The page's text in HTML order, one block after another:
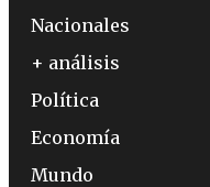
Nacionales
+ análisis
Política
Economía
Mundo